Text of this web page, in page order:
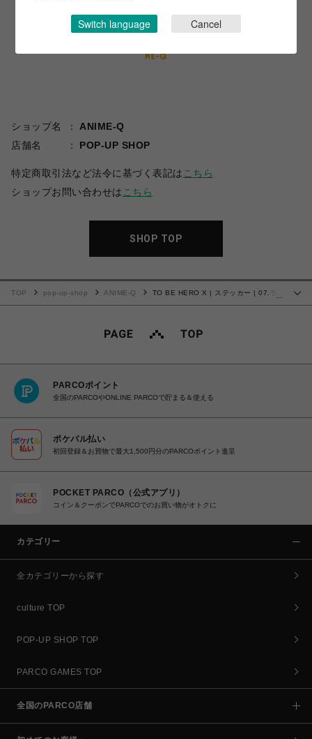
ショップ名
ANIME-Q
店舗名
POP-UP SHOP
特定商取引法など法令に基づく表記は こちら
ショップお問い合わせは こちら
SHOP TOP
TOP pop-up-shop ANIME-Q
TO BE HERO X | ステッカー | 07.ラ
PARCOポイント
全国のPARCOやONLINE PARCOで貯まる＆使える
ポケパル払い
初回登録＆お買物で最大1,500円分のPARCOポイント進呈
POCKET PARCO（公式アプリ）
コイン＆クーポンでPARCOでのお買い物がオトクに
カテゴリー
全カテゴリーから探す
culture TOP
POP-UP SHOP TOP
PARCO GAMES TOP
全国のPARCO店舗
Switch language Cancel